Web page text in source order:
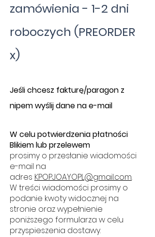
zamówienia - 1-2 dni
roboczych (PREORDER
x)
​Jeśli chcesz fakturę/paragon z
nipem wyślij dane na e-mail
W celu potwierdzenia płatności
Blikiem lub przelewem
prosimy o przesłanie wiadomości
e-mail na
adres KPOPJOAYOPL@gmail.com.
W treści wiadomości prosimy o
podanie kwoty widocznej na
stronie oraz wypełnienie
poniższego formularza w celu
przyspieszenia dostawy.